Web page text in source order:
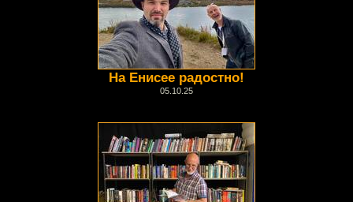
На Енисее радостно!
05.10.25